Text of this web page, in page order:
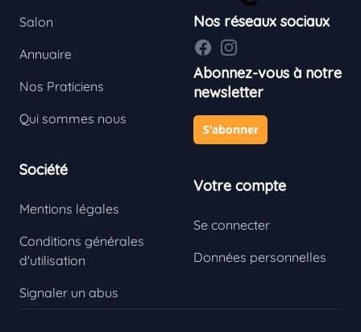
Salon
Annuaire
Nos Praticiens
Qui sommes nous
Société
Mentions légales
Conditions générales
d'utilisation
Signaler un abus
Nos réseaux sociaux
FacebookInstagram
Abonnez-vous à notre
newsletter
S'abonner
Votre compte
Se connecter
Données personnelles